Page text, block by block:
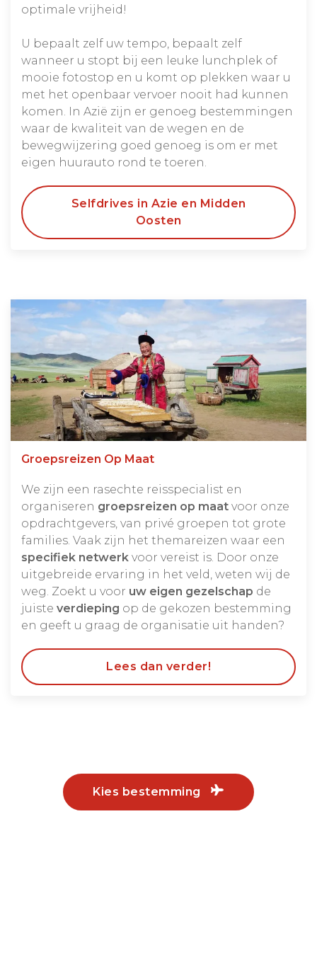
optimale vrijheid!
U bepaalt zelf uw tempo, bepaalt zelf
wanneer u stopt bij een leuke lunchplek of
mooie fotostop en u komt op plekken waar u
met het openbaar vervoer nooit had kunnen
komen. In Azië zijn er genoeg bestemmingen
waar de kwaliteit van de wegen en de
bewegwijzering goed genoeg is om er met
eigen huurauto rond te toeren.
Selfdrives in Azie en Midden
Oosten
Groepsreizen Op Maat
We zijn een rasechte reisspecialist en
organiseren groepsreizen op maat voor onze
opdrachtgevers, van privé groepen tot grote
families. Vaak zijn het themareizen waar een
specifiek netwerk voor vereist is. Door onze
uitgebreide ervaring in het veld, weten wij de
weg. Zoekt u voor uw eigen gezelschap de
juiste verdieping op de gekozen bestemming
en geeft u graag de organisatie uit handen?
Lees dan verder!
Kies bestemming